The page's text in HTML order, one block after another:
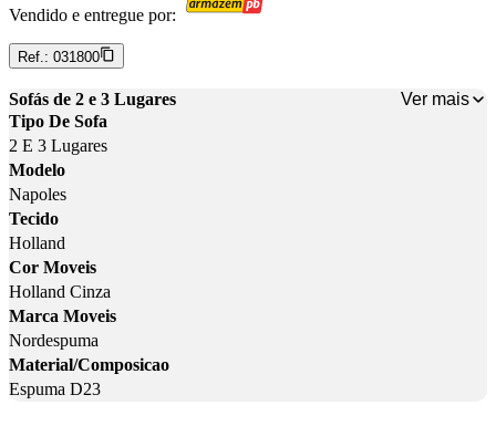
Vendido e entregue por:
Ref.: 031800
Sofás de 2 e 3 Lugares
Ver mais
Tipo De Sofa
2 E 3 Lugares
Modelo
Napoles
Tecido
Holland
Cor Moveis
Holland Cinza
Marca Moveis
Nordespuma
Material/Composicao
Espuma D23